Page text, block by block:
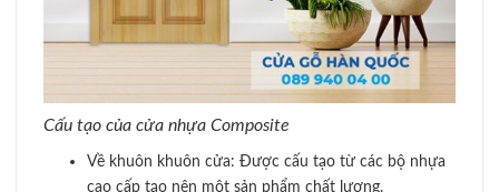
Cấu tạo của cửa nhựa Composite
Về khuôn khuôn cửa: Được cấu tạo từ các bộ nhựa
cao cấp tạo nên một sản phẩm chất lượng.